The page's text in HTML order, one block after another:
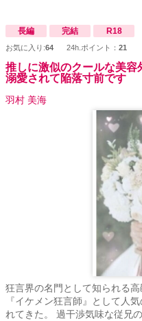
長編 完結 R18
お気に入り:64 24h.ポイント： 21
推しに激似のクールな美容
溺愛されて陥落寸前です
羽村 美海
狂言界の名門として知られる
『イケメン狂言師』として人
れてきた。 過干渉気味な従兄